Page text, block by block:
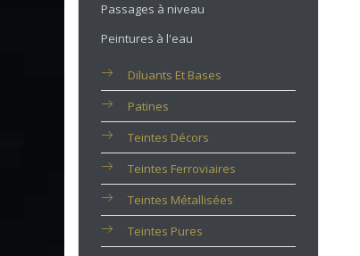
Passages à niveau
Peintures à l'eau
Diluants Et Bases
Patines
Teintes Décors
Teintes Ferroviaires
Teintes Métallisées
Teintes Pures